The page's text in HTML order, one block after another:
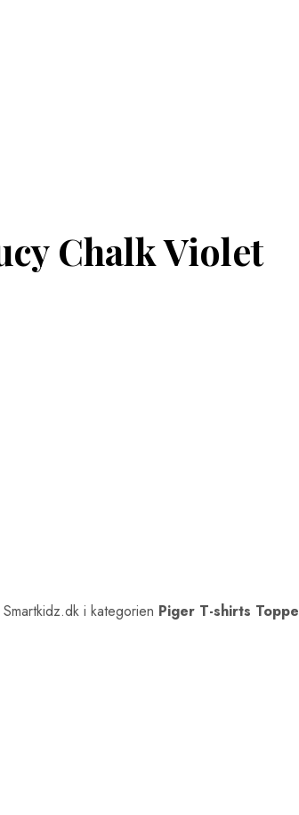
Chalk Violet
Smartkidz.dk i kategorien Piger T-shirts Toppe